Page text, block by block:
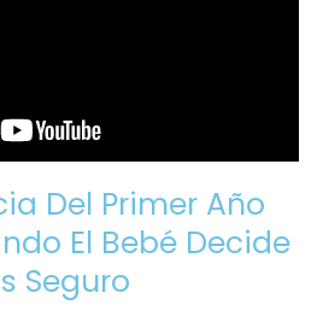
Del Primer Año
El Bebé Decide
Seguro